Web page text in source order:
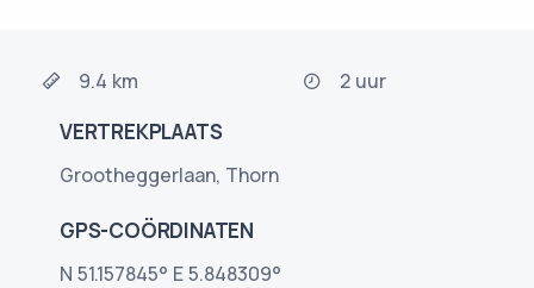
9.4 km 2 uur
VERTREKPLAATS
Grootheggerlaan, Thorn
GPS-COÖRDINATEN
N 51.157845° E 5.848309°